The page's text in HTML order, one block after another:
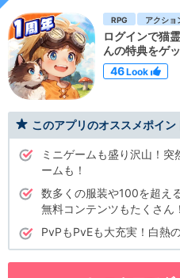
RPG アクショ
ログインで猫
んの特典をゲ
46Look
このアプリのオススメポイン
ミニゲームも盛り沢山！
ームも！
数多くの服装や100を超え
無料コンテンツもたくさん！
PvPもPvEも大充実！白熱